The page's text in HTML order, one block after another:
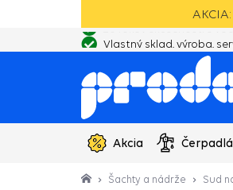
Vlastný sklad, výroba,
Akcia Čerpadlá
Šachty a nádrže Sud